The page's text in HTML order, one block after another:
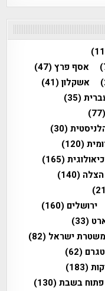
אסף פרץ(47)
אשקלון(41)
(35)
(77)
(30)
(120)
(165)
הצלה (140)
ירושלים (160)
(33)
משטרת ישראל (82)
(62)
(183)
פתוח בשבת(130)